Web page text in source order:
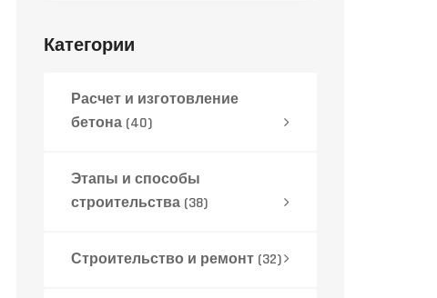
Категории
Расчет и изготовление
бетона (40)
Этапы и способы
строительства (38)
Строительство и ремонт (32)